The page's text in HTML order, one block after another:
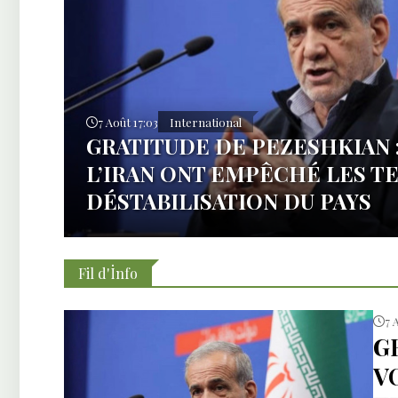
7 Août 17:03 International
GRATITUDE DE PEZESHKIAN
L’IRAN ONT EMPÊCHÉ LES
DÉSTABILISATION DU PAYS
Fil d'İnfo
7